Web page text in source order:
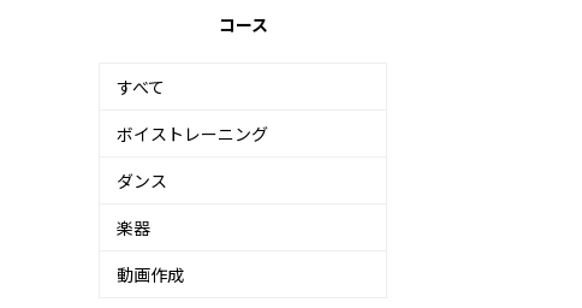
コース
すべて
ボイストレーニング
ダンス
楽器
動画作成